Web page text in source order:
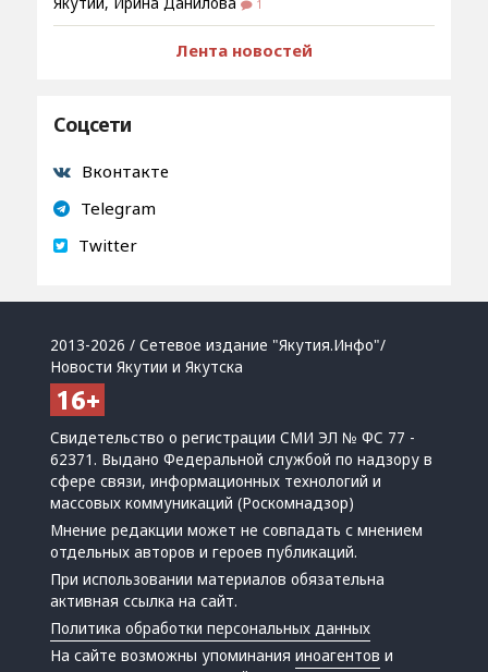
1
Лента новостей
Соцсети
Вконтакте
Telegram
Twitter
2013-2026 / Сетевое издание "Якутия.Инфо"/
Новости Якутии и Якутска
Свидетельство о регистрации СМИ ЭЛ № ФС 77 -
62371. Выдано Федеральной службой по надзору в
сфере связи, информационных технологий и
массовых коммуникаций (Роскомнадзор)
Мнение редакции может не совпадать с мнением
отдельных авторов и героев публикаций.
При использовании материалов обязательна
активная ссылка на сайт.
Политика обработки персональных данных
На сайте возможны упоминанияиноагентов и